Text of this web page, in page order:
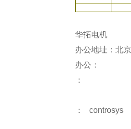
华拓电机
办公地址：北
办公：
：
： controsys